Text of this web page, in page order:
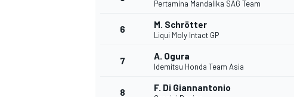
Pertamina Mandalika SAG Team
6 M. Schrötter
Liqui Moly Intact GP
7 A. Ogura
Idemitsu Honda Team Asia
8 F. Di Giannantonio